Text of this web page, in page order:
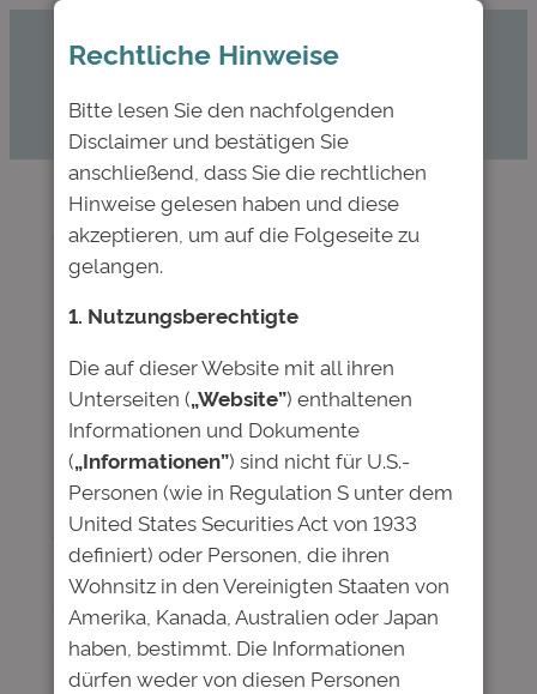
Webinar: Die Anleihen
der Deutschen Bildung
in der Coronakrise
Apr. 30, 2020—vonDeutsche Bildung
inNews
Während zahlreiche Aktien und Anleihen seit
Beginn der Corona-Pandemie stark an Wert
eingebüßt haben, handeln die
börsennotierten Anleihen der Deutschen
Bildung nahezu unverändert.
Rechtliche Hinweise
Bitte lesen Sie den nachfolgenden
Disclaimer und bestätigen Sie
anschließend, dass Sie die rechtlichen
Hinweise gelesen haben und diese
akzeptieren, um auf die Folgeseite zu
gelangen.
1. Nutzungsberechtigte
Die auf dieser Website mit all ihren
Unterseiten („Website”) enthaltenen
Informationen und Dokumente
(„Informationen”) sind nicht für U.S.-
Personen (wie in Regulation S unter dem
United States Securities Act von 1933
definiert) oder Personen, die ihren
Wohnsitz in den Vereinigten Staaten von
Amerika, Kanada, Australien oder Japan
haben, bestimmt. Die Informationen
dürfen weder von diesen Personen